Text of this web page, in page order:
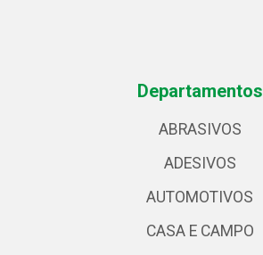
Departamentos
ABRASIVOS
ADESIVOS
AUTOMOTIVOS
CASA E CAMPO